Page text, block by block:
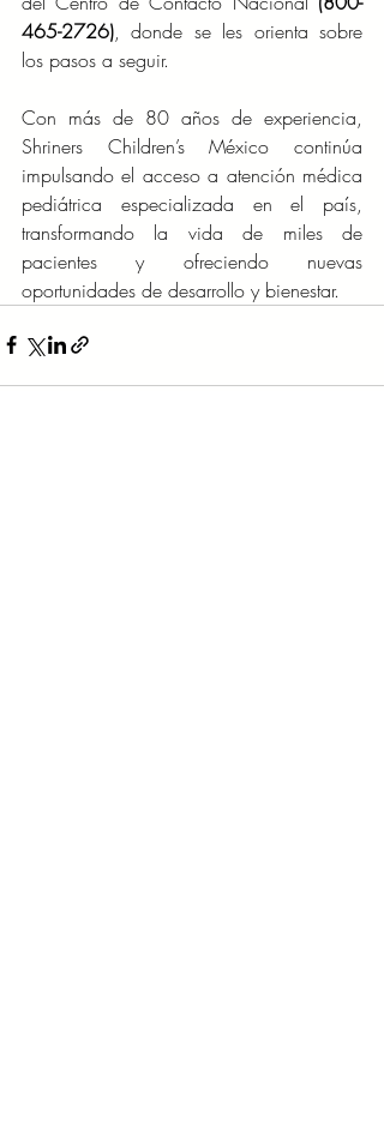
465-2726), donde se les orienta sobre
los pasos a seguir.
Con más de 80 años de experiencia,
Shriners Children’s México continúa
impulsando el acceso a atención médica
pediátrica especializada en el país,
transformando la vida de miles de
pacientes y ofreciendo nuevas
oportunidades de desarrollo y bienestar.